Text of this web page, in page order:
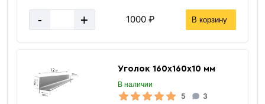
- + 1000 ₽ В корзину
Уголок 160х160х10 мм
В наличии
5 3